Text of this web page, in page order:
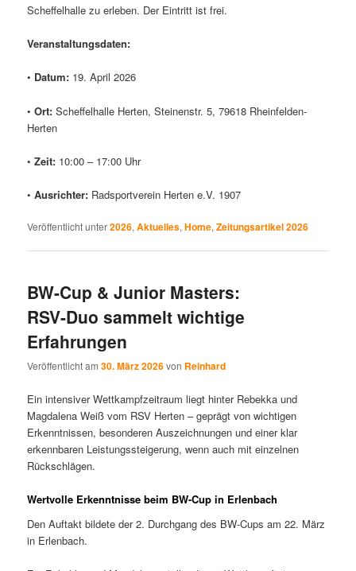
Scheffelhalle zu erleben. Der Eintritt ist frei.
Veranstaltungsdaten:
• Datum: 19. April 2026
•Ort: Scheffelhalle Herten, Steinenstr. 5, 79618 Rheinfelden-
Herten
•Zeit: 10:00 – 17:00 Uhr
•Ausrichter: Radsportverein Herten e.V. 1907
Veröffentlicht unter2026,Aktuelles,Home,Zeitungsartikel 2026
BW-Cup & Junior Masters:
RSV-Duo sammelt wichtige
Erfahrungen
Veröffentlicht am30. März 2026von Reinhard
Ein intensiver Wettkampfzeitraum liegt hinter Rebekka und
Magdalena Weiß vom RSV Herten – geprägt von wichtigen
Erkenntnissen, besonderen Auszeichnungen und einer klar
erkennbaren Leistungssteigerung, wenn auch mit einzelnen
Rückschlägen.
Wertvolle Erkenntnisse beim BW-Cup in Erlenbach
Den Auftakt bildete der 2. Durchgang des BW-Cups am 22. März
in Erlenbach.